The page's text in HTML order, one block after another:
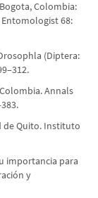
Colombia:
Entomologist 68:
(Diptera:
Annals
de Quito. Instituto
importancia para
y